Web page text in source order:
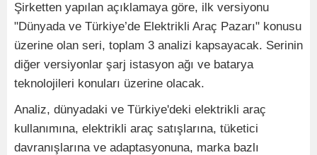
Şirketten yapılan açıklamaya göre, ilk versiyonu
"Dünyada ve Türkiye’de Elektrikli Araç Pazarı" konusu
üzerine olan seri, toplam 3 analizi kapsayacak. Serinin
diğer versiyonlar şarj istasyon ağı ve batarya
teknolojileri konuları üzerine olacak.
Analiz, dünyadaki ve Türkiye'deki elektrikli araç
kullanımına, elektrikli araç satışlarına, tüketici
davranışlarına ve adaptasyonuna, marka bazlı